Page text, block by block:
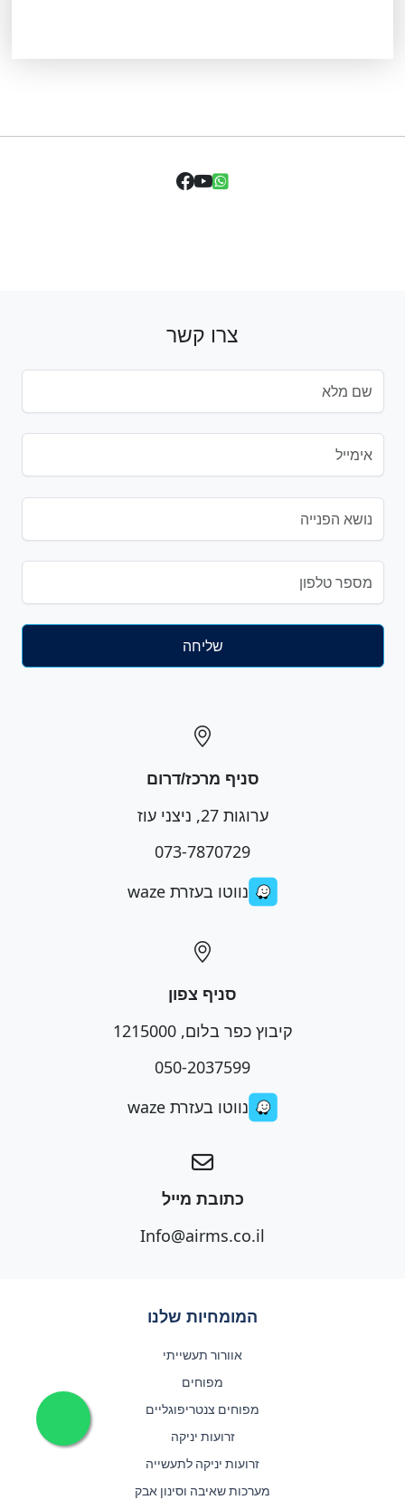
סניף מרכז/דרום
ערוגות 27, ניצני עוז
073-7870729
נווטו בעזרת waze
סניף צפון
קיבוץ כפר בלום, 1215000
050-2037599
נווטו בעזרת waze
כתובת מייל
Info@airms.co.il
צרו קשר
המומחיות שלנו
אוורור תעשייתי
מפוחים
מפוחים צנטריפוגליים
זרועות יניקה
זרועות יניקה לתעשייה
מערכות שאיבה וסינון אבק